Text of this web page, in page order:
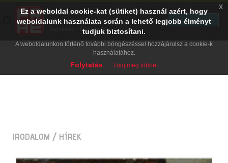
IRODALOM / HÍREK
Ez a weboldal cookie-kat (sütiket) használ azért, hogy
weboldalunk használata során a lehető legjobb élményt
tudjuk biztosítani.
A weboldalunkon történő további böngészéssel hozzájárulsz a cookie-k
használatához.
Folytatás Tudj meg többet
x
PRAE.HU
Digital Evolution
Ingyenes - Google Play
TELEPÍTÉS